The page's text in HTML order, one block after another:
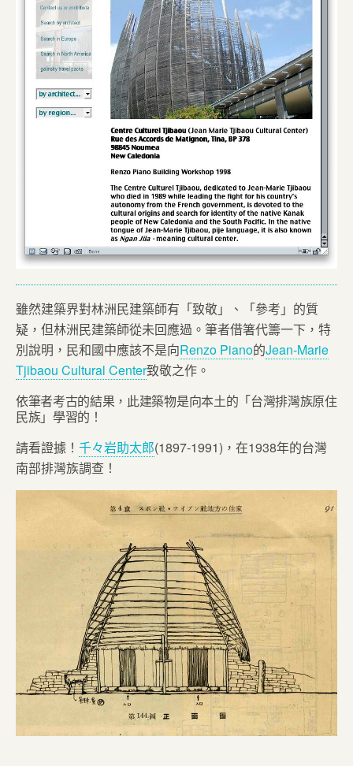
雖然建築界對林洲民建築師有「致敬」、「參考」的質
疑，但林洲民建築師從未回應過。筆者借箸代籌一下，特
別說明，民和國中應該不是向Renzo Piano的Jean-Marie
Tjibaou Cultural Center致敬之作。
依筆者考古的結果，此建築物是向本土的「台灣排灣族原住
民族」學習的！
請看證據！ 千々岩助太郎(1897-1991)，在1938年的台灣
南部排灣族調查！